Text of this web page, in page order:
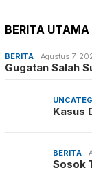
BERITA UTAMA
BERITA Agustus 7,
Gugatan Salah
Kasus
BERITA
Sosok